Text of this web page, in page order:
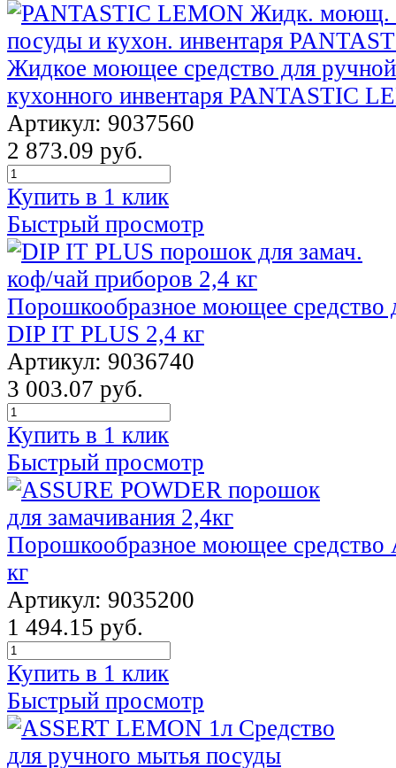
Жидкое моющее средство для
кухонного инвентаря PANTASTIC
Артикул: 9037560
2 873.09 руб.
Купить в 1 клик
Быстрый просмотр
Порошкообразное моющее средство
DIP IT PLUS 2,4 кг
Артикул: 9036740
3 003.07 руб.
Купить в 1 клик
Быстрый просмотр
Порошкообразное моющее средство
кг
Артикул: 9035200
1 494.15 руб.
Купить в 1 клик
Быстрый просмотр